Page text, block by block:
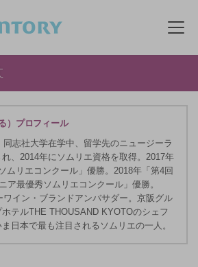
メ
）プロフィール
同志社大学在学中、留学先のニュージーラ
、2014年にソムリエ資格を取得。2017年
ムリエコンクール」優勝。2018年「第4回
ア最優秀ソムリエコンクール」優勝。
ワイン・ブランドアンバサダー。京阪グル
テルTHE THOUSAND KYOTOのシェフ
日本で最も注目されるソムリエの一人。